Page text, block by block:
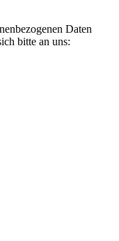
Daten
bitte an uns: